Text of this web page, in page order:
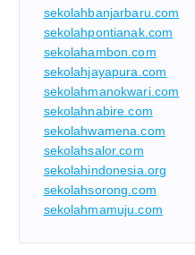
sekolahbanjarbaru.com
sekolahpontianak.com
sekolahambon.com
sekolahjayapura.com
sekolahmanokwari.com
sekolahnabire.com
sekolahwamena.com
sekolahsalor.com
sekolahindonesia.org
sekolahsorong.com
sekolahmamuju.com